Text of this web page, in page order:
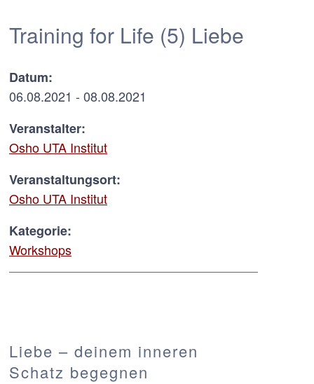
Training for Life (5) Liebe
Datum:
06.08.2021 - 08.08.2021
Veranstalter:
Osho UTA Institut
Veranstaltungsort:
Osho UTA Institut
Kategorie:
Workshops
Liebe – deinem inneren
Schatz begegnen